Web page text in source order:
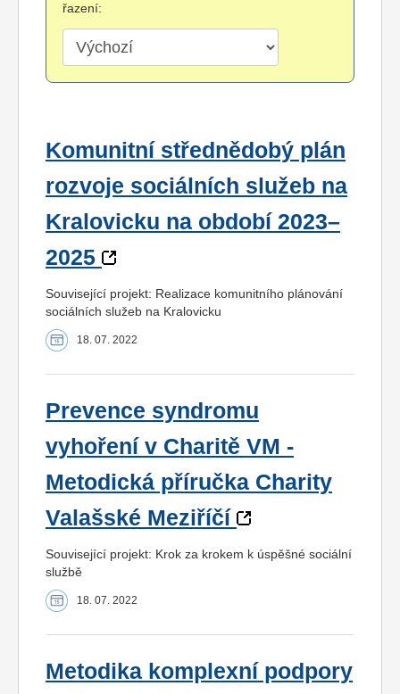
řazení:
Komunitní střednědobý plán
rozvoje sociálních služeb na
Kralovicku na období 2023–
2025
Související projekt: Realizace komunitního plánování
sociálních služeb na Kralovicku
18. 07. 2022
Prevence syndromu
vyhoření v Charitě VM -
Metodická příručka Charity
Valašské Meziříčí
Související projekt: Krok za krokem k úspěšné sociální
službě
18. 07. 2022
Metodika komplexní podpory